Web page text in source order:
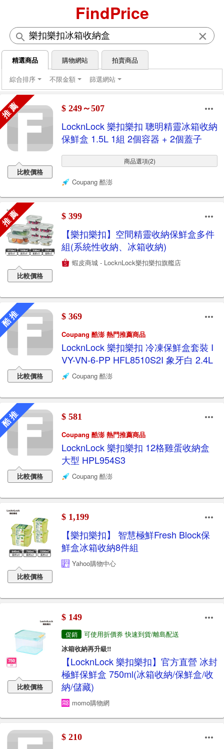
FindPrice
×
精選商品 購物網站
拍賣商品
綜合排序
不限金額 篩選網站
薦
比較價格
$ 249～507
LocknLock 樂扣樂扣 聰明精靈冰箱收納
保鮮盒 1.5L 1組 2個容器 + 2個蓋子
商品選項(2)
Coupang 酷澎
薦
比較價格
$ 399
【樂扣樂扣】空間精靈收納保鮮盒多件
組(系統性收納、冰箱收納)
蝦皮商城 - LocknLock樂扣樂扣旗艦店
推
比較價格
$ 369
Coupang 酷澎 熱門推薦商品
LocknLock 樂扣樂扣 冷凍保鮮盒套裝 I
VY-VN-6-PP HFL8510S2I 象牙白 2.4L
Coupang 酷澎
推
比較價格
$ 581
Coupang 酷澎 熱門推薦商品
LocknLock 樂扣樂扣 12格雞蛋收納盒
大型 HPL954S3
Coupang 酷澎
比較價格
$ 1,199
【樂扣樂扣】 智慧極鮮Fresh Block保
鮮盒冰箱收納8件組
Yahoo購物中心
比較價格
$ 149
促銷
可使用折價券 快速到貨/離島配送
冰箱收納再升級!!
【LocknLock 樂扣樂扣】官方直營 冰封
極鮮保鮮盒 750ml(冰箱收納/保鮮盒/收
納/儲藏)
momo購物網
$ 210